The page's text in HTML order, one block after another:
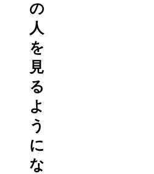
の
人
を
見
る
よ
う
に
な